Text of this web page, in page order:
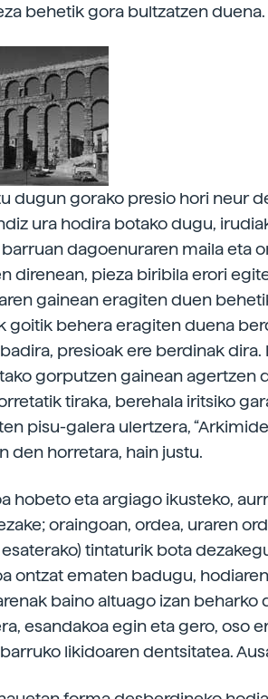
behetik gora bultzatzen duena.
dugun gorako presio hori neur
ura hodira botako dugu,
dagoenuraren maila eta
direnean, pieza biribila erori
gainean eragiten duen
goitik behera eragiten duena
presioak ere berdinak dira.
gorputzen gainean agertzen
tiraka, berehala iritsiko
pisu-galera ulertzera,
den horretara, hain justu.
hobeto eta argiago ikusteko,
oraingoan, ordea, uraren
esaterako) tintaturik bota
ontzat ematen badugu,
baino altuago izan beharko
esandakoa egin eta gero, oso
likidoaren dentsitatea.